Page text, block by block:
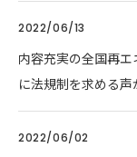
2022/06/13
内容充実の全国再
に法規制を求める
2022/06/02